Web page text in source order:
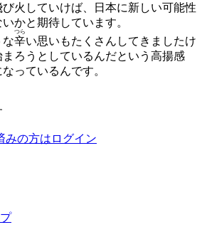
火していけば、日本に新しい可能性
かと期待しています。
な辛
つら
い思いもたくさんしてきましたけ
ろうとしているんだという高揚感
っているんです。
みの方はログイン